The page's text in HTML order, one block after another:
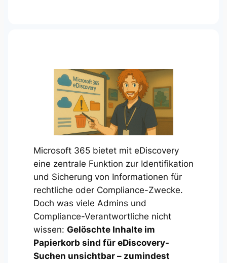
Microsoft 365 bietet mit eDiscovery
eine zentrale Funktion zur Identifikation
und Sicherung von Informationen für
rechtliche oder Compliance-Zwecke.
Doch was viele Admins und
Compliance-Verantwortliche nicht
wissen: Gelöschte Inhalte im
Papierkorb sind für eDiscovery-
Suchen unsichtbar – zumindest